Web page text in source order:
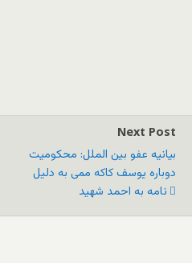
Next Post
بیانیه عفو بین الملل: محکومیت
دوباره یوسف کاکه ممی به دلیل
نامه به احمد شهید